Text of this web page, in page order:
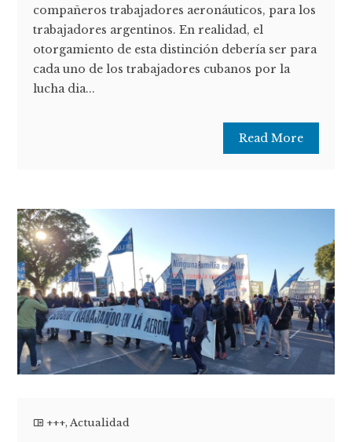
compañeros trabajadores aeronáuticos, para los
trabajadores argentinos. En realidad, el
otorgamiento de esta distinción debería ser para
cada uno de los trabajadores cubanos por la
lucha dia...
Read More
+++,Actualidad